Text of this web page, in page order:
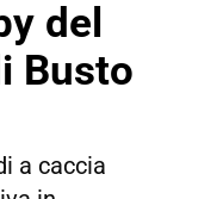
del
Busto
a caccia